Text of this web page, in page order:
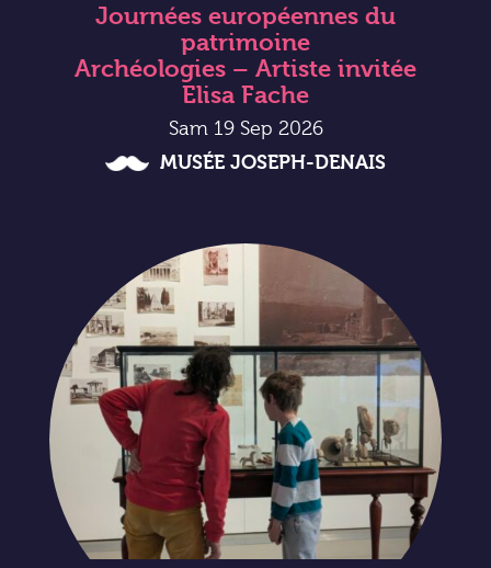
Journées européennes du
patrimoine
Archéologies – Artiste invitée
Elisa Fache
Sam 19 Sep 2026
MUSÉE JOSEPH-DENAIS